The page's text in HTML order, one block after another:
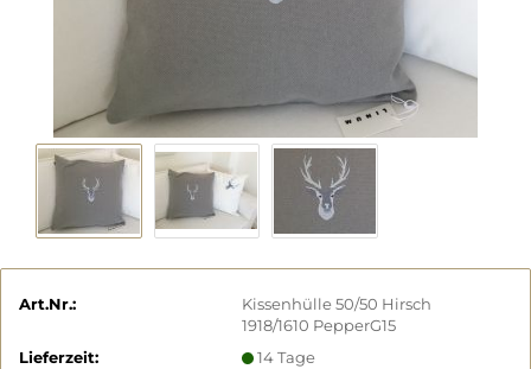
Art.Nr.:
Kissenhülle 50/50 Hirsch
1918/1610 PepperG15
Lieferzeit:
14 Tage